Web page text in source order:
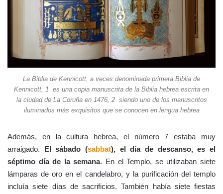
La Biblia de Kennicott, a veces denominada primera Biblia de
Kennicott, 1 ​ es una copia manuscrita de la Biblia hebrea escrita en
la ciudad de La Coruña en 1476, 2 ​ siendo uno de los manuscritos
iluminados más exquisitos que se conocen en lengua hebrea
Además, en la cultura hebrea, el número 7 estaba muy
arraigado. El sábado (sabbat), el día de descanso, es el
séptimo día de la semana. En el Templo, se utilizaban siete
lámparas de oro en el candelabro, y la purificación del templo
incluía siete días de sacrificios. También había siete fiestas